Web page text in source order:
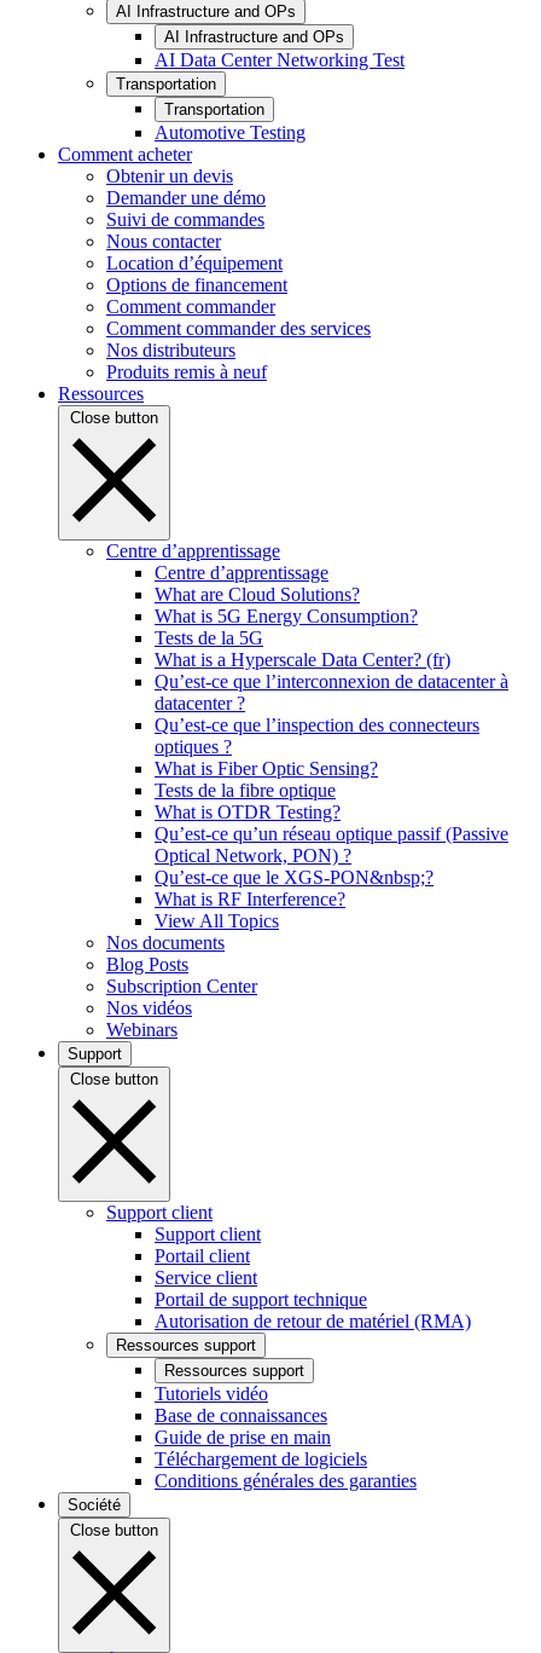
AI Infrastructure and OPs
AI Infrastructure and OPs
AI Data Center Networking Test
Transportation
Transportation
Automotive Testing
Comment acheter
Obtenir un devis
Demander une démo
Suivi de commandes
Nous contacter
Location d’équipement
Options de financement
Comment commander
Comment commander des services
Nos distributeurs
Produits remis à neuf
Ressources
Close button
Centre d’apprentissage
Centre d’apprentissage
What are Cloud Solutions?
What is 5G Energy Consumption?
Tests de la 5G
What is a Hyperscale Data Center? (fr)
Qu’est-ce que l’interconnexion de datacenter à
datacenter ?
Qu’est-ce que l’inspection des connecteurs
optiques ?
What is Fiber Optic Sensing?
Tests de la fibre optique
What is OTDR Testing?
Qu’est-ce qu’un réseau optique passif (Passive
Optical Network, PON) ?
Qu’est-ce que le XGS-PON&nbsp;?
What is RF Interference?
View All Topics
Nos documents
Blog Posts
Subscription Center
Nos vidéos
Webinars
Support
Close button
Support client
Support client
Portail client
Service client
Portail de support technique
Autorisation de retour de matériel (RMA)
Ressources support
Ressources support
Tutoriels vidéo
Base de connaissances
Guide de prise en main
Téléchargement de logiciels
Conditions générales des garanties
Société
Close button